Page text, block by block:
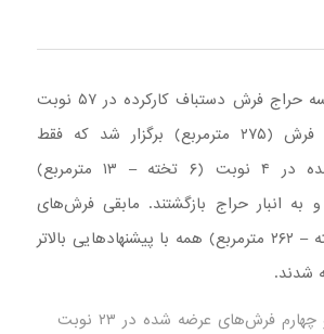
سی و چهارمین جلسه حراج فرش دستباف کارکرده در ۵۷ نوبت
با عرضه ۸۶ تخته فرش (۲۷۵ مترمربع) برگزار شد که فقط
فرش‌های عرضه شده در ۴ نوبت (۶ تخته – ۱۳ مترمربع)
به انبار حراج بازگشتند. مابقی فرش‌های
عرضه شده (۸۰ تخته – ۲۶۲ مترمربع) همه با پیشنهادهایی بالاتر
شدند.
در حراج سی و چهارم فرش‌های عرضه شده در ۲۳ نوبت